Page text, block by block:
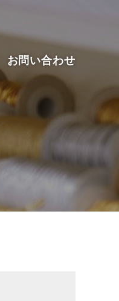
お問い合わせ